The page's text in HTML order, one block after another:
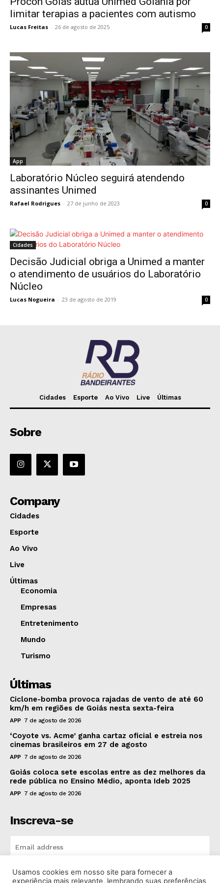
limitar terapias a pacientes com autismo
Lucas Freitas - 26 de agosto de 2025 0
App
Laboratório Núcleo seguirá atendendo
assinantes Unimed
Rafael Rodrigues - 27 de junho de 2023 0
Cidades
Decisão Judicial obriga a Unimed a manter
o atendimento de usuários do Laboratório
Núcleo
Lucas Nogueira - 23 de agosto de 2019 0
Cidades Esporte Ao Vivo Live Últimas
Sobre
Company
Cidades
Esporte
Ao Vivo
Live
Últimas
Economia
Empresas
Entretenimento
Mundo
Turismo
Últimas
Ciclone-bomba provoca rajadas de vento de até 60
km/h em regiões de Goiás nesta sexta-feira
APP 7 de agosto de 2026
‘Coyote vs. Acme’ ganha cartaz oficial e estreia nos
cinemas brasileiros em 27 de agosto
APP 7 de agosto de 2026
Goiás coloca sete escolas entre as dez melhores da
rede pública no Ensino Médio, aponta Ideb 2025
APP 7 de agosto de 2026
Inscreva-se
INSCREVA-SE
Usamos cookies em nosso site para fornecer a
experiência mais relevante, lembrando suas preferências